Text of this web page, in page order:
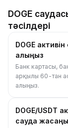
DOGE
тәсілдері
DOGE
алыңыз
Банк картасы,
арқылы 60-тан
алыңыз.
DOGE/USDT
сауда